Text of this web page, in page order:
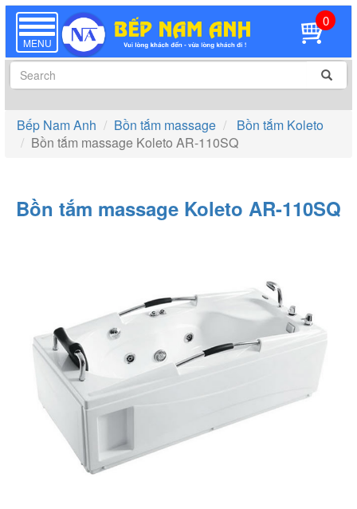
TOGGLE
NAVIGATION
MENU
0
Bếp Nam Anh Bồn tắm massage
Bồn tắm Koleto
Bồn tắm massage Koleto AR-110SQ
Bồn tắm massage Koleto AR-110SQ